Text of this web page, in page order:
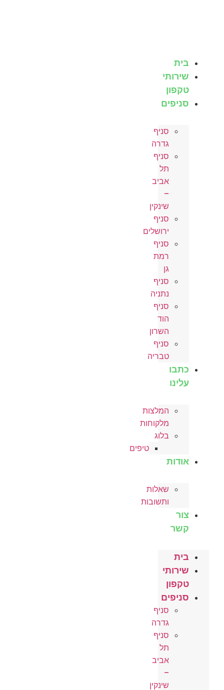
בית
שירותי
טקפון
סניפים
סניף
גדרה
סניף
תל
אביב
–
שינקין
סניף
ירושלים
סניף
רמת
גן
סניף
נתניה
סניף
הוד
השרון
סניף
טבריה
כתבו
עלינו
המלצות
מלקוחות
בלוג
טיפים
אודות
שאלות
ותשובות
צור
קשר
בית
שירותי
טקפון
סניפים
סניף
גדרה
סניף
תל
אביב
–
שינקין